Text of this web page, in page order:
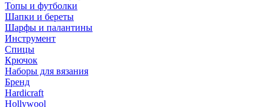
Топы и футболки
Шапки и береты
Шарфы и палантины
Инструмент
Спицы
Крючок
Наборы для вязания
Бренд
Hardicraft
Hollywool